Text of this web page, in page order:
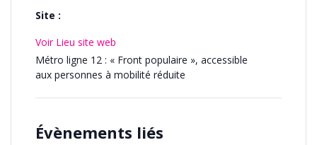
Site :
Voir Lieu site web
Métro ligne 12 : « Front populaire », accessible
aux personnes à mobilité réduite
Évènements liés